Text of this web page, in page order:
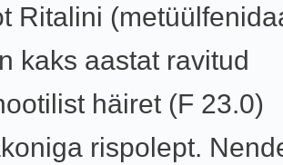
Ritalini
kaks aastat ravitud
häiret (F 23.0)
rispolept.